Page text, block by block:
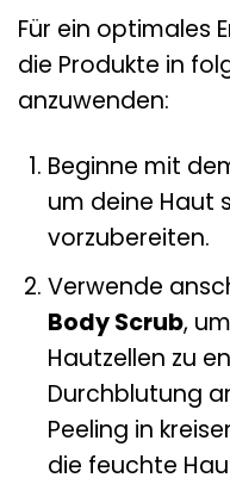
Für ein optimales
die Produkte in
anzuwenden:
Beginne mit
um deine Haut
vorzubereiten.
Verwende
Body Scrub,
Hautzellen zu
Durchblutung
Peeling in
die feuchte